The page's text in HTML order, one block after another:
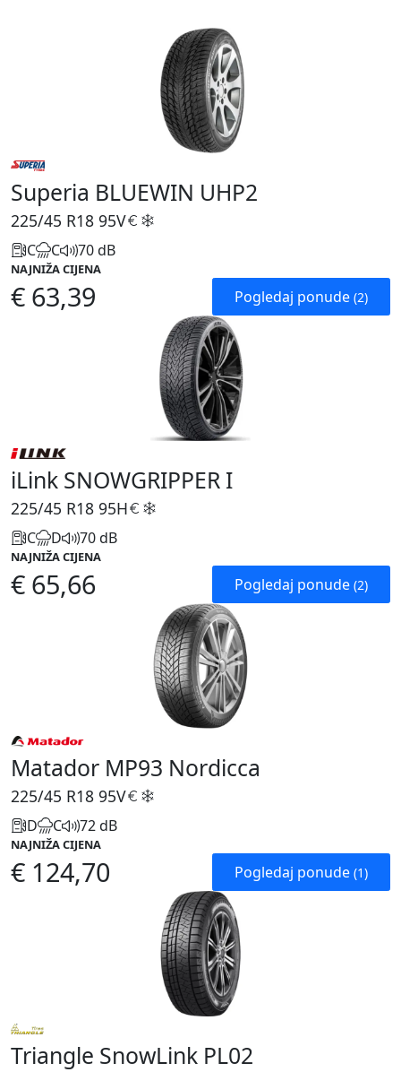
Superia BLUEWIN UHP2
225/45 R18 95V
C C 70 dB
NAJNIŽA CIJENA
€ 63,39 Pogledaj ponude (2)
iLink SNOWGRIPPER I
225/45 R18 95H
C D 70 dB
NAJNIŽA CIJENA
€ 65,66 Pogledaj ponude (2)
Matador MP93 Nordicca
225/45 R18 95V
D C 72 dB
NAJNIŽA CIJENA
€ 124,70 Pogledaj ponude (1)
Triangle SnowLink PL02